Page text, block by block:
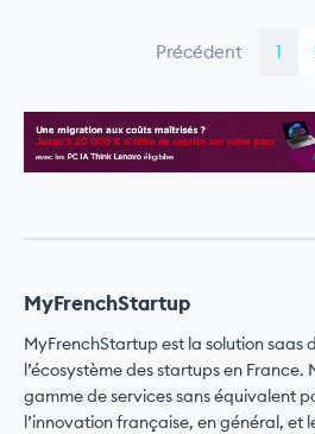
Précédent 1
MyFrenchStartup
MyFrenchStartup est la solution saas
l’écosystème des startups en France.
gamme de services sans équivalent
l’innovation française, en général, et